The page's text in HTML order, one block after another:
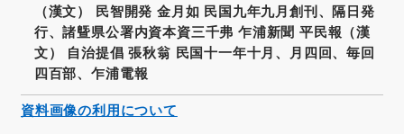
（漢文） 民智開発 金月如 民国九年九月創刊、隔日発
行、諸曁県公署内資本資三千弗 乍浦新聞 平民報（漢
文） 自治提倡 張秋翁 民国十一年十月、月四回、毎回
四百部、乍浦電報
資料画像の利用について